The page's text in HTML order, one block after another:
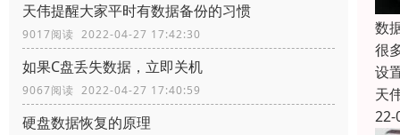
天伟提醒大家平时有数据备份的习惯
9017阅读 2022-04-27 17:42:30
如果C盘丢失数据，立即关机
9067阅读 2022-04-27 17:40:59
硬盘数据恢复的原理
数
很
设
天
22-